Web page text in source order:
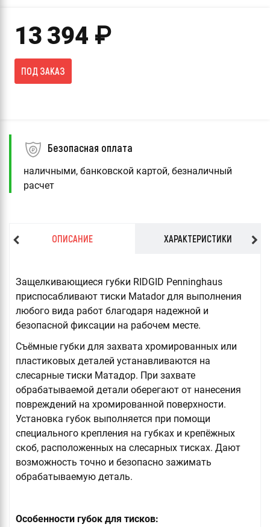
13 394 ₽
ПОД ЗАКАЗ
Безопасная оплата
наличными, банковской картой, безналичный
расчет
ОПИСАНИЕ ХАРАКТЕРИСТИКИ
Защелкивающиеся губки RIDGID Penninghaus
приспосабливают тиски Matador для выполнения
любого вида работ благодаря надежной и
безопасной фиксации на рабочем месте.
Съёмные губки для захвата хромированных или
пластиковых деталей устанавливаются на
слесарные тиски Матадор. При захвате
обрабатываемой детали оберегают от нанесения
повреждений на хромированной поверхности.
Установка губок выполняется при помощи
специального крепления на губках и крепёжных
скоб, расположенных на слесарных тисках. Дают
возможность точно и безопасно зажимать
обрабатываемую деталь.
Особенности губок для тисков: